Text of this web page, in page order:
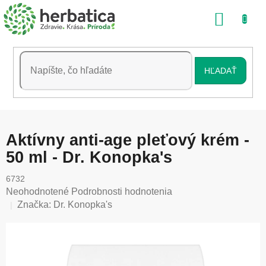
Prejsť
na
obsah
HĽADAŤ
Aktívny anti-age pleťový krém -
50 ml - Dr. Konopka's
6732
Priemerné
hodnotenie
Neohodnotené Podrobnosti hodnotenia
Značka: Dr. Konopka's